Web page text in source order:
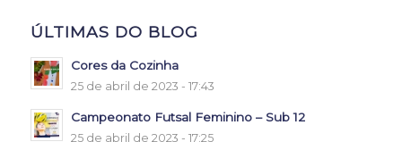
ÚLTIMAS DO BLOG
Cores da Cozinha
25 de abril de 2023 - 17:43
Campeonato Futsal Feminino – Sub 12
25 de abril de 2023 - 17:25